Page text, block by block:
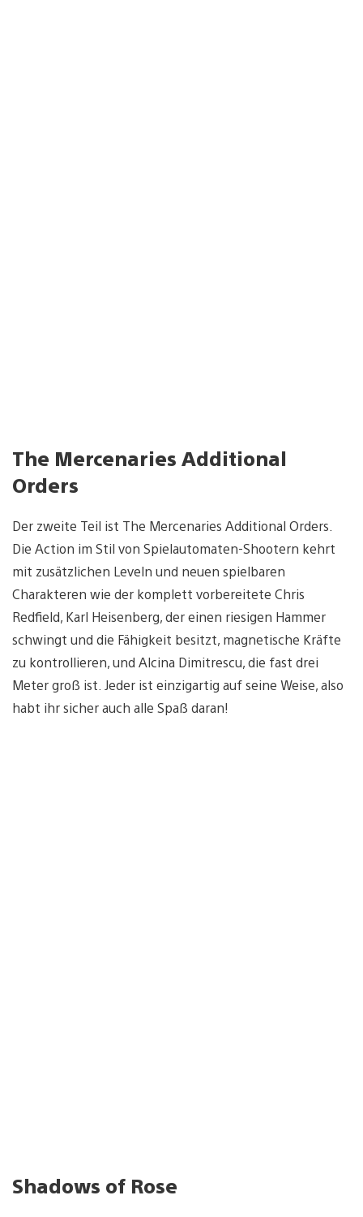
The Mercenaries Additional
Orders
Der zweite Teil ist The Mercenaries Additional Orders.
Die Action im Stil von Spielautomaten-Shootern kehrt
mit zusätzlichen Leveln und neuen spielbaren
Charakteren wie der komplett vorbereitete Chris
Redfield, Karl Heisenberg, der einen riesigen Hammer
schwingt und die Fähigkeit besitzt, magnetische Kräfte
zu kontrollieren, und Alcina Dimitrescu, die fast drei
Meter groß ist. Jeder ist einzigartig auf seine Weise, also
habt ihr sicher auch alle Spaß daran!
Shadows of Rose